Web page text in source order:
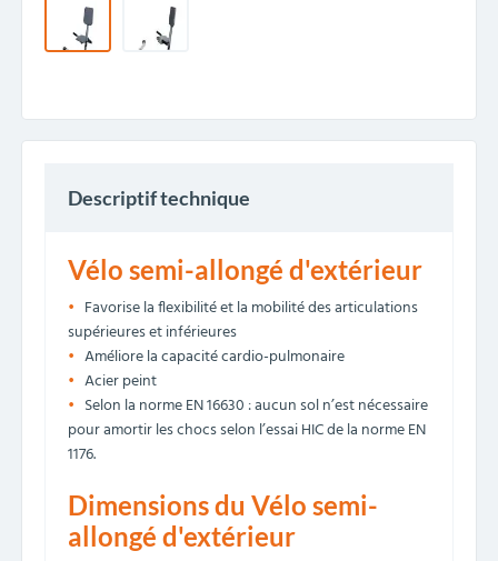
Descriptif technique
Vélo semi-allongé d'extérieur
Favorise la flexibilité et la mobilité des articulations
supérieures et inférieures
Améliore la capacité cardio-pulmonaire
Acier peint
Selon la norme EN 16630 : aucun sol n’est nécessaire
pour amortir les chocs selon l’essai HIC de la norme EN
1176.
Dimensions du Vélo semi-
allongé d'extérieur